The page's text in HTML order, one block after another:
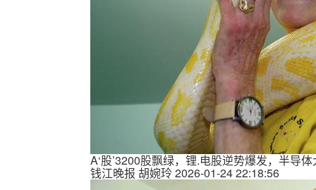
A‘股’3200股飘绿，锂.电股逆势爆发，半导
钱江晚报 胡婉玲2026-01-24 22:18:56